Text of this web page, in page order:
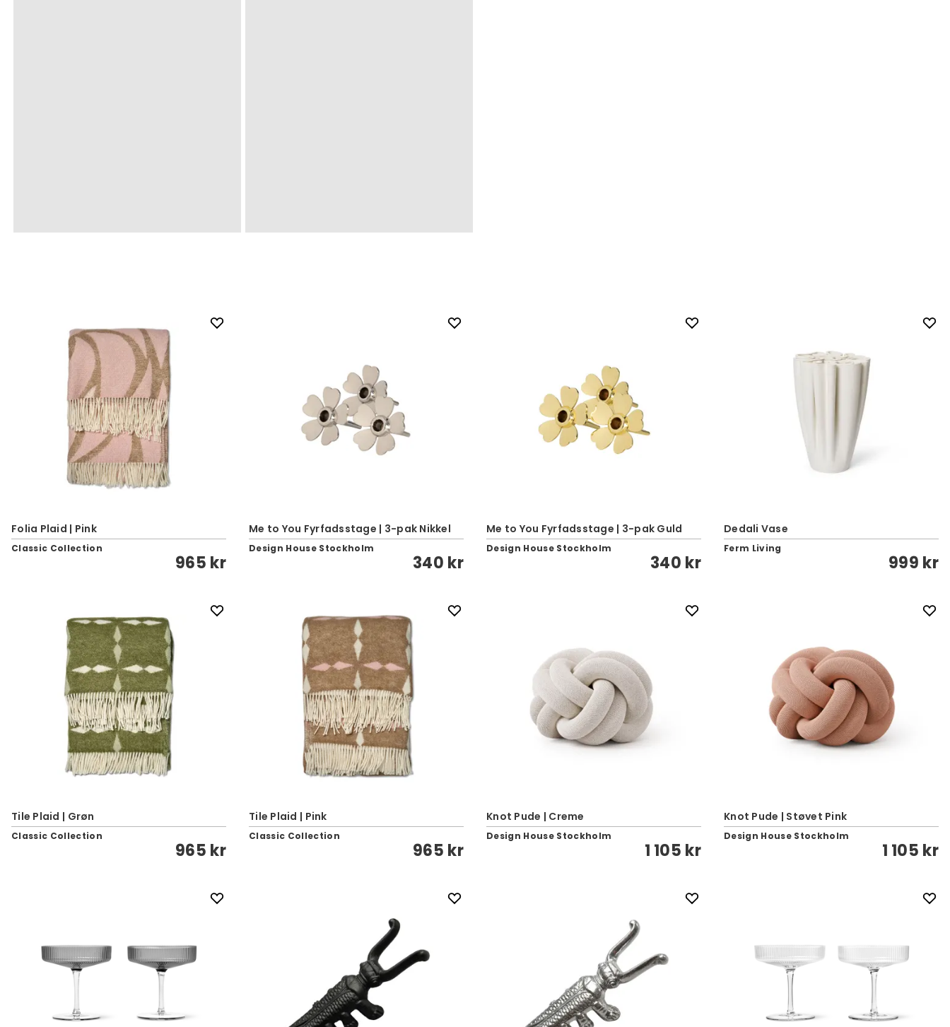
Folia Plaid | Pink
Classic Collection
965 kr
Me to You Fyrfadsstage | 3-pak Nikkel
Design House Stockholm
340 kr
Me to You Fyrfadsstage | 3-pak Guld
Design House Stockholm
340 kr
Dedali Vase
Ferm Living
999 kr
Tile Plaid | Grøn
Classic Collection
965 kr
Tile Plaid | Pink
Classic Collection
965 kr
Knot Pude | Creme
Design House Stockholm
1 105 kr
Knot Pude | Støvet Pink
Design House Stockholm
1 105 kr